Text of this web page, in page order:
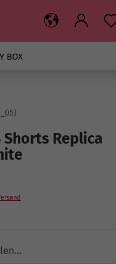
BOX
)
Shorts Replica